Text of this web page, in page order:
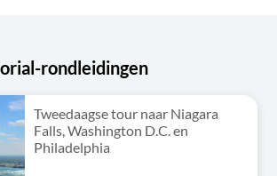
rondleidingen
Tweedaagse tour naar Niagara
Falls, Washington D.C. en
Philadelphia